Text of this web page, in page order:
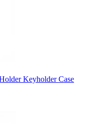
Keyholder Case